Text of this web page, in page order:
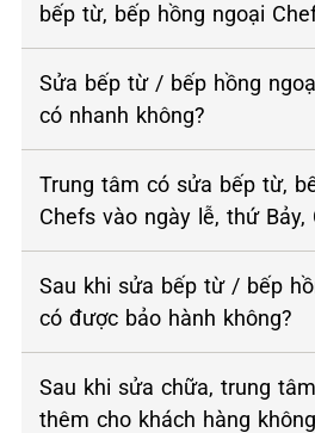
bếp từ, bếp hồng ngoại
Sửa bếp từ / bếp hồng
có nhanh không?
Trung tâm có sửa bếp từ,
Chefs vào ngày lễ, thứ Bảy,
Sau khi sửa bếp từ / bếp
có được bảo hành không?
Sau khi sửa chữa, trung
thêm cho khách hàng